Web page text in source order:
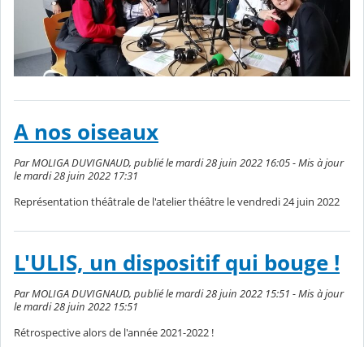
A nos oiseaux
Par MOLIGA DUVIGNAUD, publié le mardi 28 juin 2022 16:05 - Mis à jour
le mardi 28 juin 2022 17:31
Représentation théâtrale de l'atelier théâtre le vendredi 24 juin 2022
L'ULIS, un dispositif qui bouge !
Par MOLIGA DUVIGNAUD, publié le mardi 28 juin 2022 15:51 - Mis à jour
le mardi 28 juin 2022 15:51
Rétrospective alors de l'année 2021-2022 !